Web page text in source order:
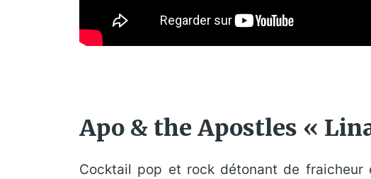
Cocktail pop et rock détonant de fraicheur